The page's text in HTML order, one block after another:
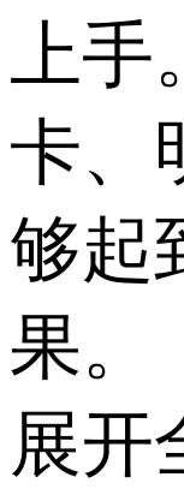
上手
卡、
够起
果。
展开